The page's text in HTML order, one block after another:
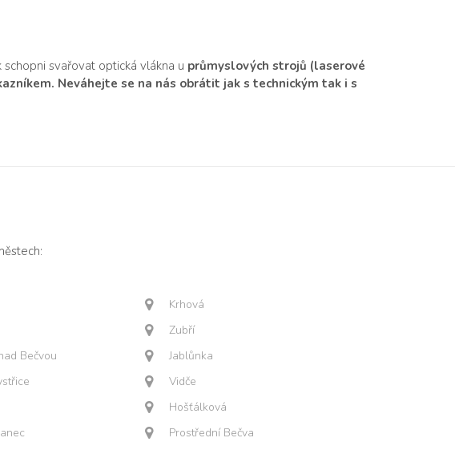
schopni svařovat optická vlákna u průmyslových strojů (laserové
Neváhejte se na nás obrátit jak s technickým tak i s
Krhová
Zubří
Bečvou
Jablůnka
Vidče
Hošťálková
Prostřední Bečva